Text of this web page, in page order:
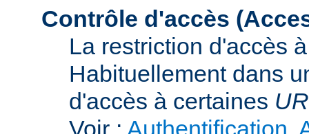
Contrôle d'accès
La restriction d'accès
Habituellement dans
d'accès à certaines
Voir : Authentification,